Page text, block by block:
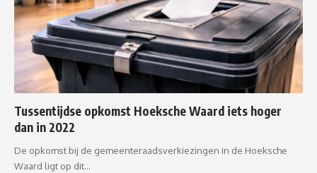
Tussentijdse opkomst Hoeksche Waard iets hoger
dan in 2022
De opkomst bij de gemeenteraadsverkiezingen in de Hoeksche
Waard ligt op dit…